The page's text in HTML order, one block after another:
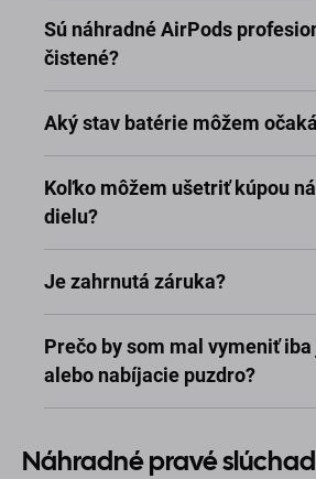
Sú náhradné AirPods
čistené?
Aký stav batérie môžem
Koľko môžem ušetriť kúpou
dielu?
Je zahrnutá záruka?
Prečo by som mal vymeniť iba
alebo nabíjacie puzdro?
Náhradné pravé